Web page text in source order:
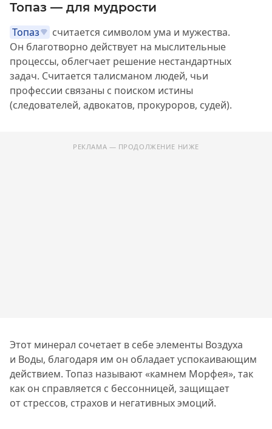
Топаз — для мудрости
Топаз
считается символом ума и мужества.
Он благотворно действует на мыслительные
процессы, облегчает решение нестандартных
задач. Считается талисманом людей, чьи
профессии связаны с поиском истины
(следователей, адвокатов, прокуроров, судей).
РЕКЛАМА — ПРОДОЛЖЕНИЕ НИЖЕ
Этот минерал сочетает в себе элементы Воздуха
и Воды, благодаря им он обладает успокаивающим
действием. Топаз называют «камнем Морфея», так
как он справляется с бессонницей, защищает
от стрессов, страхов и негативных эмоций.